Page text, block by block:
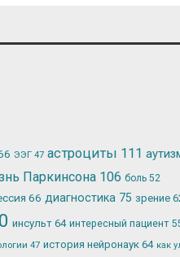
ЭЭГ 47 астроциты 111
Паркинсона 106 боль 52
66 диагностика 75 зрение
инсульт 64 интересный пациент
47 история нейронаук 64 как